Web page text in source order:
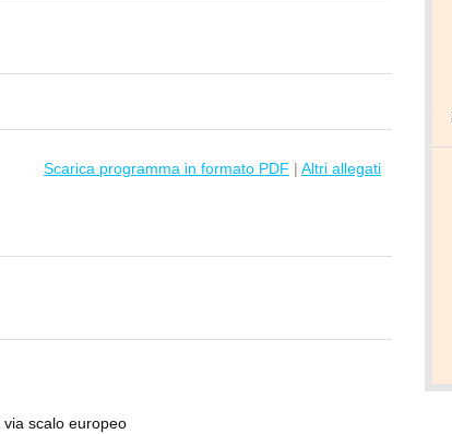
Scarica programma in formato PDF | Altri allegati
via scalo europeo